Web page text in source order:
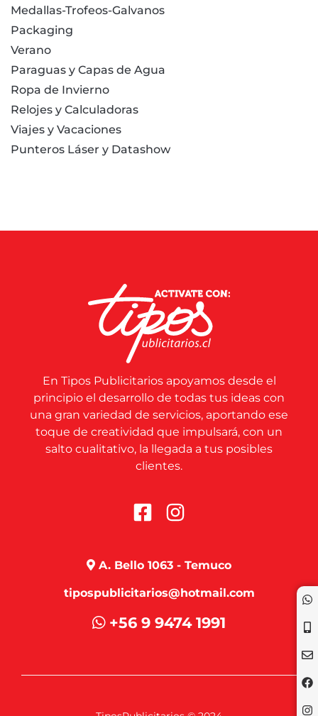
Medallas-Trofeos-Galvanos
Packaging
Verano
Paraguas y Capas de Agua
Ropa de Invierno
Relojes y Calculadoras
Viajes y Vacaciones
Punteros Láser y Datashow
En Tipos Publicitarios apoyamos desde el
principio el desarrollo de todas tus ideas con
una gran variedad de servicios, aportando ese
toque de creatividad que impulsará, con un
salto cualitativo, la llegada a tus posibles
clientes.
A. Bello 1063 - Temuco
tipospublicitarios@hotmail.com
+56 9 9474 1991